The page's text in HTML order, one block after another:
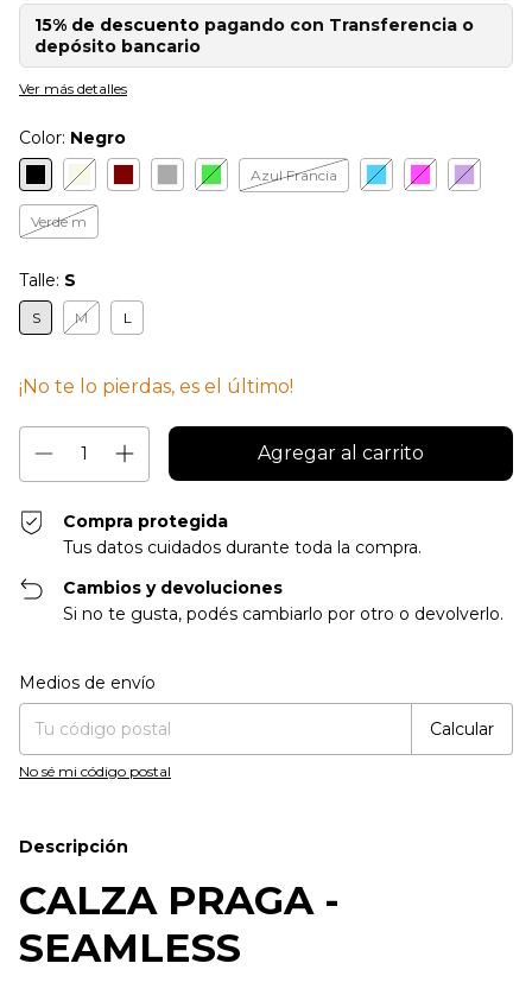
15% de descuento pagando con Transferencia o
depósito bancario
Ver más detalles
Color: Negro
Azul Francia
Verde m
Talle: S
S M L
¡No te lo pierdas, es el último!
Compra protegida
Tus datos cuidados durante toda la compra.
Cambios y devoluciones
Si no te gusta, podés cambiarlo por otro o devolverlo.
Entregas para el CP:
Medios de envío
Calcular
No sé mi código postal
Descripción
CALZA PRAGA -
SEAMLESS